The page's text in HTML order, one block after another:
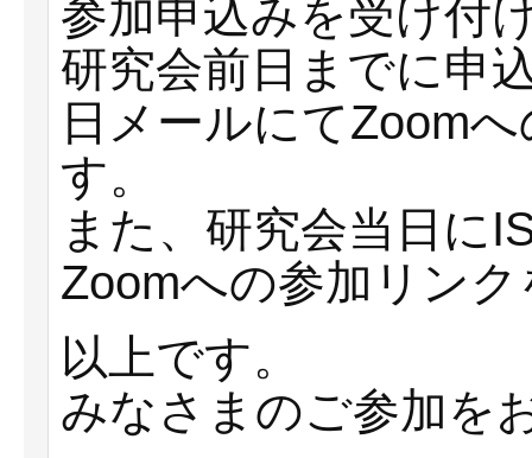
参加申込みを受け付
研究会前日までに申
日メールにてZoom
す。
また、研究会当日に
Zoomへの参加リン
以上です。
みなさまのご参加を